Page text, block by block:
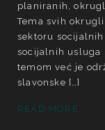
planiranih,
Tema svih
sektoru
socijalnih usluga
temom već je
slavonske […]
READ MORE...